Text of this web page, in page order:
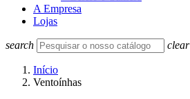
A Empresa
Lojas
search clear
Início
Ventoínhas